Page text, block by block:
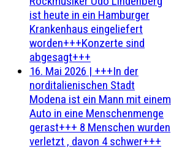
ist heute in ein Hamburger
Krankenhaus eingeliefert
worden+++Konzerte sind
abgesagt+++
16. Mai 2026 | +++In der
norditalienischen Stadt
Modena ist ein Mann mit einem
Auto in eine Menschenmenge
gerast+++ 8 Menschen wurden
verletzt , davon 4 schwer+++